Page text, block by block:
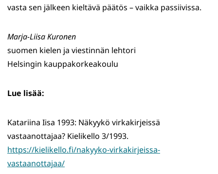
vasta sen jälkeen kieltävä päätös – vaikka passiivissa.
Marja-Liisa Kuronen
suomen kielen ja viestinnän lehtori
Helsingin kauppakorkeakoulu
Lue lisää:
Katariina Iisa 1993: Näkyykö virkakirjeissä
vastaanottajaa? Kielikello 3/1993.
https://kielikello.fi/nakyyko-virkakirjeissa-
vastaanottajaa/